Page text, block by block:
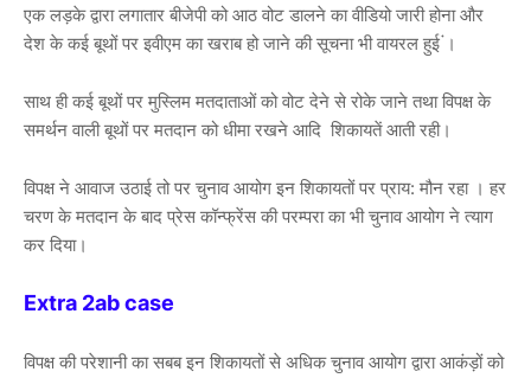
एक लड़के द्वारा लगातार बीजेपी को आठ वोट डालने का वीडियो जारी होना और
देश के कई बूथों पर इवीएम का खराब हो जाने की सूचना भी वायरल हुई ं।
साथ ही कई बूथों पर मुस्लिम मतदाताओं को वोट देने से रोके जाने तथा विपक्ष के
समर्थन वाली बूथों पर मतदान को धीमा रखने आदि शिकायतें आती रही।
विपक्ष ने आवाज उठाई तो पर चुनाव आयोग इन शिकायतों पर प्राय: मौन रहा । हर
चरण के मतदान के बाद प्रेस कॉन्फ्रेंस की परम्परा का भी चुनाव आयोग ने त्याग
कर दिया।
Extra 2ab case
विपक्ष की परेशानी का सबब इन शिकायतों से अधिक चुनाव आयोग द्वारा आकंड़ों को